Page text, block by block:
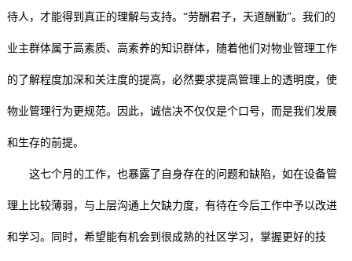
待人，才能得到真正的理解与支持。“劳酬君子，天道酬勤”。我们的
业主群体属于高素质、高素养的知识群体，随着他们对物业管理工作
的了解程度加深和关注度的提高，必然要求提高管理上的透明度，使
物业管理行为更规范。因此，诚信决不仅仅是个口号，而是我们发展
和生存的前提。
这七个月的工作，也暴露了自身存在的问题和缺陷，如在设备管
理上比较薄弱，与上层沟通上欠缺力度，有待在今后工作中予以改进
和学习。同时，希望能有机会到很成熟的社区学习，掌握更好的技